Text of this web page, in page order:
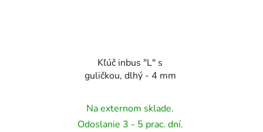
Kľúč inbus "L" s
guličkou, dlhý - 4 mm
Na externom sklade.
Odoslanie 3 - 5 prac. dní.